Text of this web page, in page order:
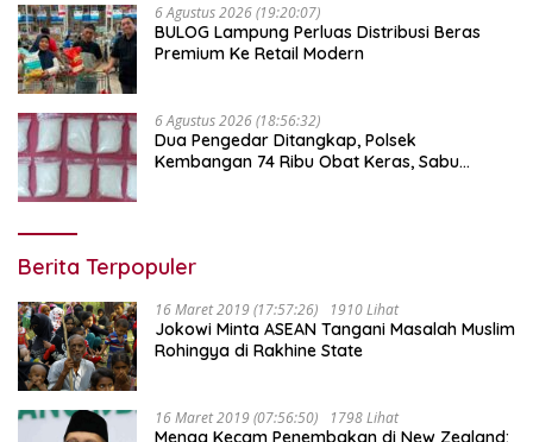
6 Agustus 2026 (19:20:07)
BULOG Lampung Perluas Distribusi Beras
Premium Ke Retail Modern
6 Agustus 2026 (18:56:32)
Dua Pengedar Ditangkap, Polsek
Kembangan 74 Ribu Obat Keras, Sabu
Berita Terpopuler
16 Maret 2019 (17:57:26) 1910 Lihat
Jokowi Minta ASEAN Tangani Masalah Muslim
Rohingya di Rakhine State
16 Maret 2019 (07:56:50) 1798 Lihat
Menag Kecam Penembakan di New Zealand: